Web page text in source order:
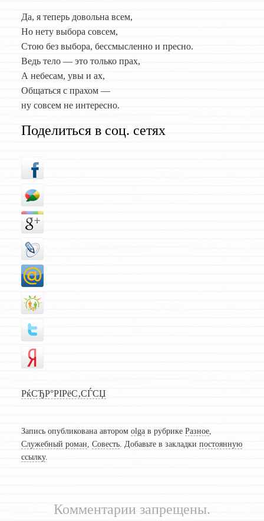
Да, я теперь довольна всем,
Но нету выбора совсем,
Стою без выбора, бессмысленно и пресно.
Ведь тело — это только прах,
А небесам, увы и ах,
Общаться с прахом —
ну совсем не интересно.
Поделиться в соц. сетях
РќСЂР°РІРёС‚СЃСЏ
Запись опубликована автором olgaв рубрике Разное,
Служебный роман Совесть. Добавьте в закладки постоянную
ссылку.
Комментарии запрещены.